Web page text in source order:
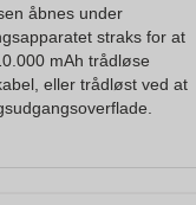
åbnes under
straks for at
mAh trådløse
eller trådløst ved at